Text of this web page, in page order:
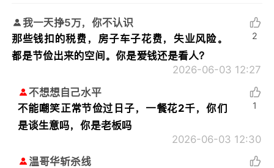
我一天挣5万，你不认识
那些钱扣的税费，房子车子花费，失业风险。
都是节俭出来的空间。你是爱钱还是看人？
2026-06-03 12:27
2
不想想自己水平
不能嘲笑正常节俭过日子，一餐花2千，你们
是谈生意吗，你是老板吗
2026-06-03 12:30
1
温哥华斩杀线